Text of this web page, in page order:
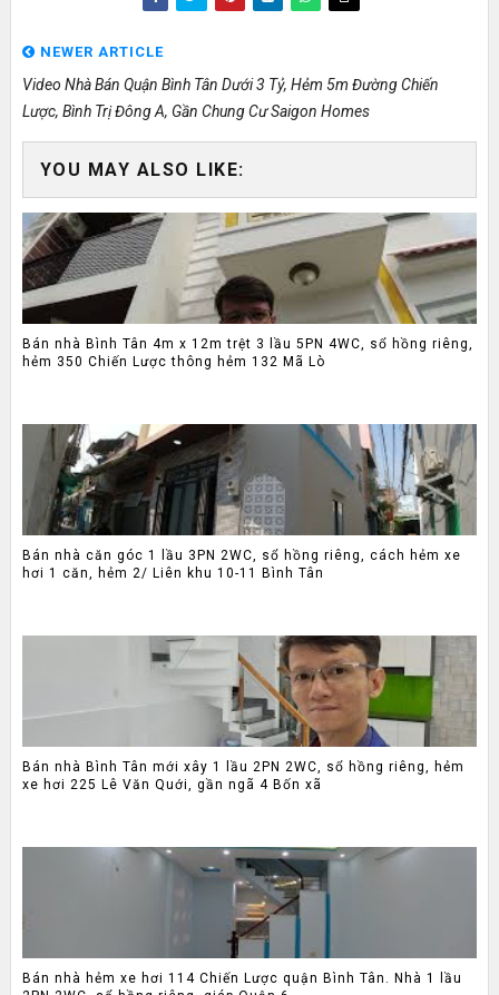
NEWER ARTICLE
Video Nhà Bán Quận Bình Tân Dưới 3 Tỷ, Hẻm 5m Đường Chiến
Lược, Bình Trị Đông A, Gần Chung Cư Saigon Homes
YOU MAY ALSO LIKE:
Bán nhà Bình Tân 4m x 12m trệt 3 lầu 5PN 4WC, sổ hồng riêng,
hẻm 350 Chiến Lược thông hẻm 132 Mã Lò
Bán nhà căn góc 1 lầu 3PN 2WC, sổ hồng riêng, cách hẻm xe
hơi 1 căn, hẻm 2/ Liên khu 10-11 Bình Tân
Bán nhà Bình Tân mới xây 1 lầu 2PN 2WC, sổ hồng riêng, hẻm
xe hơi 225 Lê Văn Quới, gần ngã 4 Bốn xã
Bán nhà hẻm xe hơi 114 Chiến Lược quận Bình Tân. Nhà 1 lầu